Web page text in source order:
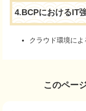
4.BCPにおけるIT
クラウド環境によ
このペー